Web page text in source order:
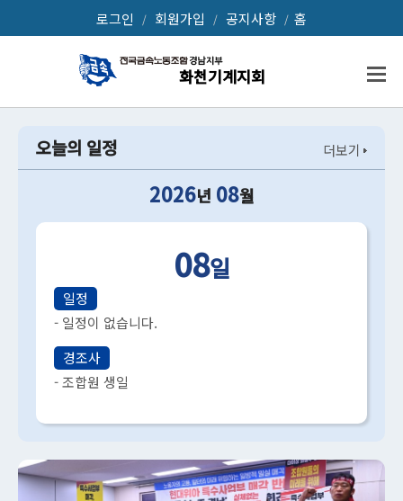
화천기계
로그인 / 회원가입 / 공지사항 / 홈
화천기계지회
오늘의 일정 더보기
2026년 08월
08일
일정
- 일정이 없습니다.
경조사
- 조합원 생일